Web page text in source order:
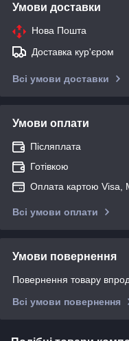
Умови доставки
Нова Пошта
Доставка кур'єром
Всі умови доставки
Умови оплати
Післяплата
Готівкою
Оплата картою Visa,
Всі умови оплати
Умови повернення
Повернення товару
Всі умови повернення